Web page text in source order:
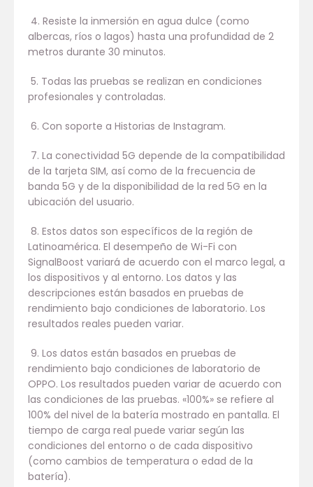
4. Resiste la inmersión en agua dulce (como
albercas, ríos o lagos) hasta una profundidad de 2
metros durante 30 minutos.
5. Todas las pruebas se realizan en condiciones
profesionales y controladas.
6. Con soporte a Historias de Instagram.
7. La conectividad 5G depende de la compatibilidad
de la tarjeta SIM, así como de la frecuencia de
banda 5G y de la disponibilidad de la red 5G en la
ubicación del usuario.
8. Estos datos son específicos de la región de
Latinoamérica. El desempeño de Wi-Fi con
SignalBoost variará de acuerdo con el marco legal, a
los dispositivos y al entorno. Los datos y las
descripciones están basados en pruebas de
rendimiento bajo condiciones de laboratorio. Los
resultados reales pueden variar.
9. Los datos están basados en pruebas de
rendimiento bajo condiciones de laboratorio de
OPPO. Los resultados pueden variar de acuerdo con
las condiciones de las pruebas. «100%» se refiere al
100% del nivel de la batería mostrado en pantalla. El
tiempo de carga real puede variar según las
condiciones del entorno o de cada dispositivo
(como cambios de temperatura o edad de la
batería).